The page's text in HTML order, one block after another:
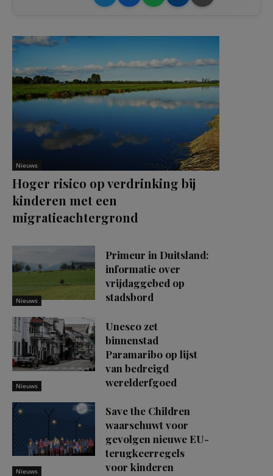
Nieuws
Hoger risico op verdrinking bij
kinderen met een
migratieachtergrond
Nieuws
Primeur in Duitsland:
informatie over
vrijdaggebed op
stadsbord
Nieuws
Unesco zet
binnenstad
Paramaribo op lijst
van bedreigd
werelderfgoed
Nieuws
Save the Children
waarschuwt voor
gevolgen nieuwe EU-
terugkeerregels
voor kinderen